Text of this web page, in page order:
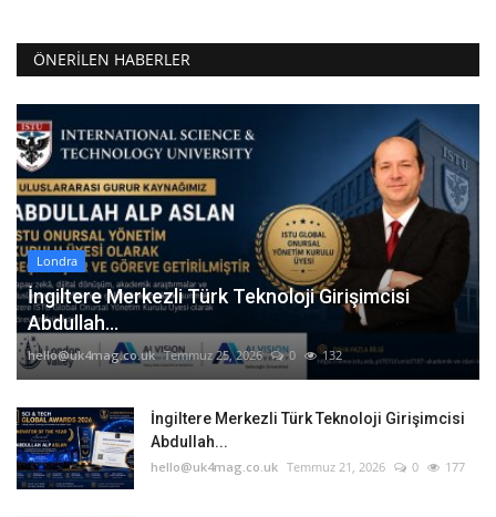
ÖNERILEN HABERLER
Londra
İngiltere Merkezli Türk Teknoloji Girişimcisi
Abdullah...
hello@uk4mag.co.uk Temmuz 25, 2026 0 132
İngiltere Merkezli Türk Teknoloji Girişimcisi
Abdullah...
hello@uk4mag.co.uk Temmuz 21, 2026 0 177